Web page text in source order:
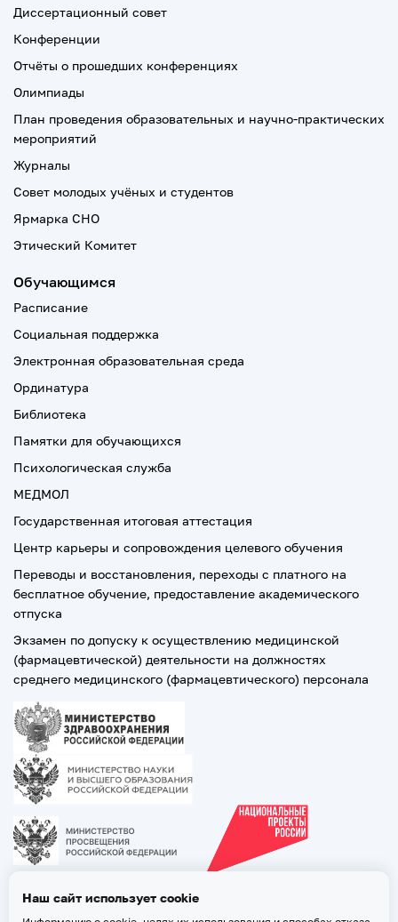
Диссертационный совет
Конференции
Отчёты о прошедших конференциях
Олимпиады
План проведения образовательных и научно-практических
мероприятий
Журналы
Совет молодых учёных и студентов
Ярмарка СНО
Этический Комитет
Обучающимся
Расписание
Социальная поддержка
Электронная образовательная среда
Ординатура
Библиотека
Памятки для обучающихся
Психологическая служба
МЕДМОЛ
Государственная итоговая аттестация
Центр карьеры и сопровождения целевого обучения
Переводы и восстановления, переходы с платного на
бесплатное обучение, предоставление академического
отпуска
Экзамен по допуску к осуществлению медицинской
(фармацевтической) деятельности на должностях
среднего медицинского (фармацевтического) персонала
Наш сайт использует cookie